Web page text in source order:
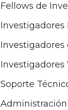
Fellows de
Investigadores
Investigadores
Investigadores
Soporte
Administración